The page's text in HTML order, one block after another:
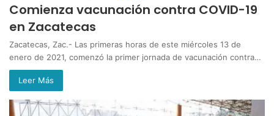
Comienza vacunación contra COVID-19
en Zacatecas
Zacatecas, Zac.- Las primeras horas de este miércoles 13 de
enero de 2021, comenzó la primer jornada de vacunación contra…
Leer Más